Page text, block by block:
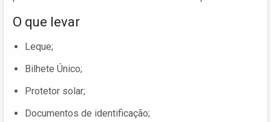
O que levar
Leque;
Bilhete Único;
Protetor solar;
Documentos de identificação;